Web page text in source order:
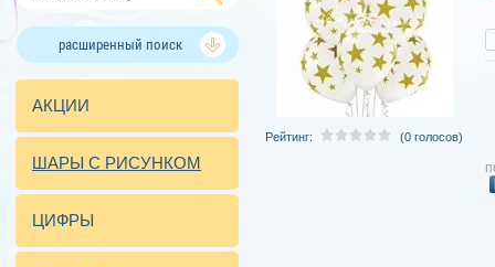
расширенный поиск
АКЦИИ
ШАРЫ С РИСУНКОМ
ЦИФРЫ
Рейтинг: (0 голосов)